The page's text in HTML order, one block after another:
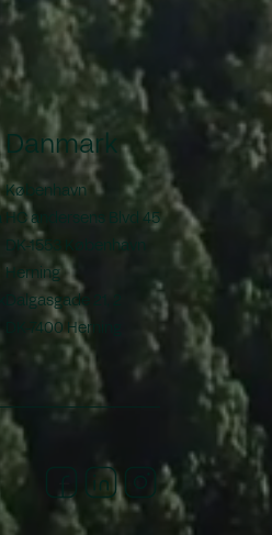
Danmark
København
HC andersens Blvd 45
DK-1553 København
Herning
Dalgasgade 21, 2
DK-7400 Herning